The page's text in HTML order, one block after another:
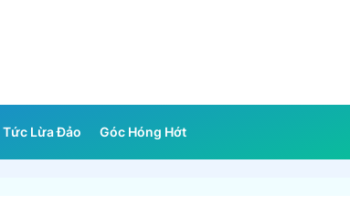
Tức Lừa Đảo Góc Hóng Hớt